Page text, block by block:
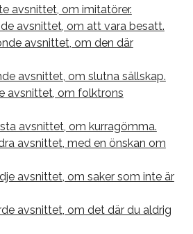
avsnittet, om imitatörer.
avsnittet, om att vara besatt.
avsnittet, om den där
avsnittet, om slutna sällskap.
avsnittet, om folktrons
avsnittet, om kurragömma.
avsnittet, med en önskan om
avsnittet, om saker som inte är
avsnittet, om det där du aldrig